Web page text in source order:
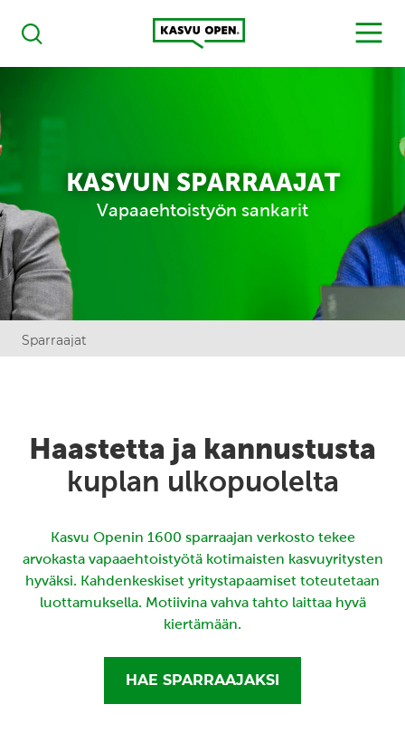
Haku
Kasvu Open
MENU
KASVUN SPARRAAJAT
Vapaaehtoistyön sankarit
Sparraajat
Haastetta ja kannustusta
kuplan ulkopuolelta
Kasvu Openin 1600 sparraajan verkosto tekee
arvokasta vapaaehtoistyötä kotimaisten kasvuyritysten
hyväksi. Kahdenkeskiset yritystapaamiset toteutetaan
luottamuksella. Motiivina vahva tahto laittaa hyvä
kiertämään.
HAE SPARRAAJAKSI